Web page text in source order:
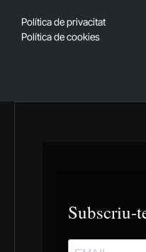
Política de privacitat
Política de cookies